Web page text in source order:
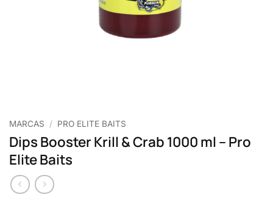
MARCAS / PRO ELITE BAITS
Dips Booster Krill & Crab 1000 ml – Pro
Elite Baits